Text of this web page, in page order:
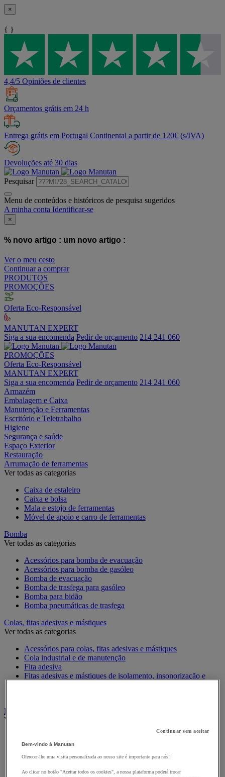
×
{ }
4,4/5 Opiniões de clientes
Orçamentos grátis em 24 h
Entrega grátis em Portugal Continental a partir de 120€ (s/IVA)
Devoluções até 30 dias
Pesquisar
Menu de conteúdos e históricos de pesquisa sugeridos
A minha conta Identificar-se
×
% novo artigo : um novo artigo :
Ver o meu cesto
Continuar a comprar
PRODUTOS
PROMOÇÕES
Oferta Eco-Responsável
MANUTAN EXPERT
Siga a sua encomenda Pedir de orçamento 214 241 060
PROMOÇÕES
Oferta Eco-Responsável
MANUTAN EXPERT
Siga a sua encomenda Pedir de orçamento 214 241 060
Armazém
Embalagem e Caixa
Manutenção e Ferramentas
Escritório e Teletrabalho
Higiene
Segurança e saúde
Espaço Exterior
Restauração
Arrumação de ferramentas
Ver todas as categorias
Caixa de estaleiro
Caixa e bolsa
Mala e estojo de ferramentas
Móvel de apoio e carro de ferramentas
Bomba
Ver todas as categorias
Acessórios para bomba de evacuação
Acessórios para bomba de gasóleo
Bomba de evacuação
Bomba de trasfega para gasóleo
Bomba para bidão
Bomba pneumáticas de trasfega
Colas, fitas adesivas e mástiques
Ver todas as categorias
Acessórios para colas, fitas adesivas e mástiques
Cola industrial e de manutenção
Fita adesiva
Fitas adesivas e mástiques de isolamento, insonorização e
Eletricidade
Ver todas as categorias
Bateria, carregador e cabo
Cabo Elétrico
Extensão, tira e enrolador
Continuar sem aceitar
Bem-vindo à Manutan
Oferecer-lhe uma visita personalizada ao nosso site é importante para nós!
Ao clicar no botão "Aceitar todos os cookies", a nossa plataforma poderá trocar